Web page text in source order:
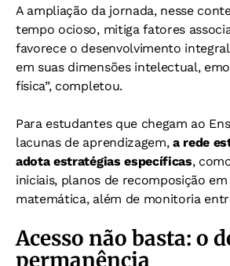
A ampliação da jornada, nesse
tempo ocioso, mitiga fatores
favorece o desenvolvimento
em suas dimensões intelectual,
física”, completou.
Para estudantes que chegam ao
lacunas de aprendizagem, a rede
adota estratégias específicas,
iniciais, planos de recomposição
matemática, além de monitoria
Acesso não basta: o
permanência